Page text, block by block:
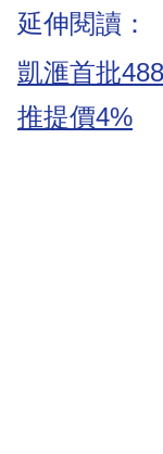
延伸閱讀：
凱滙首批
推提價4%